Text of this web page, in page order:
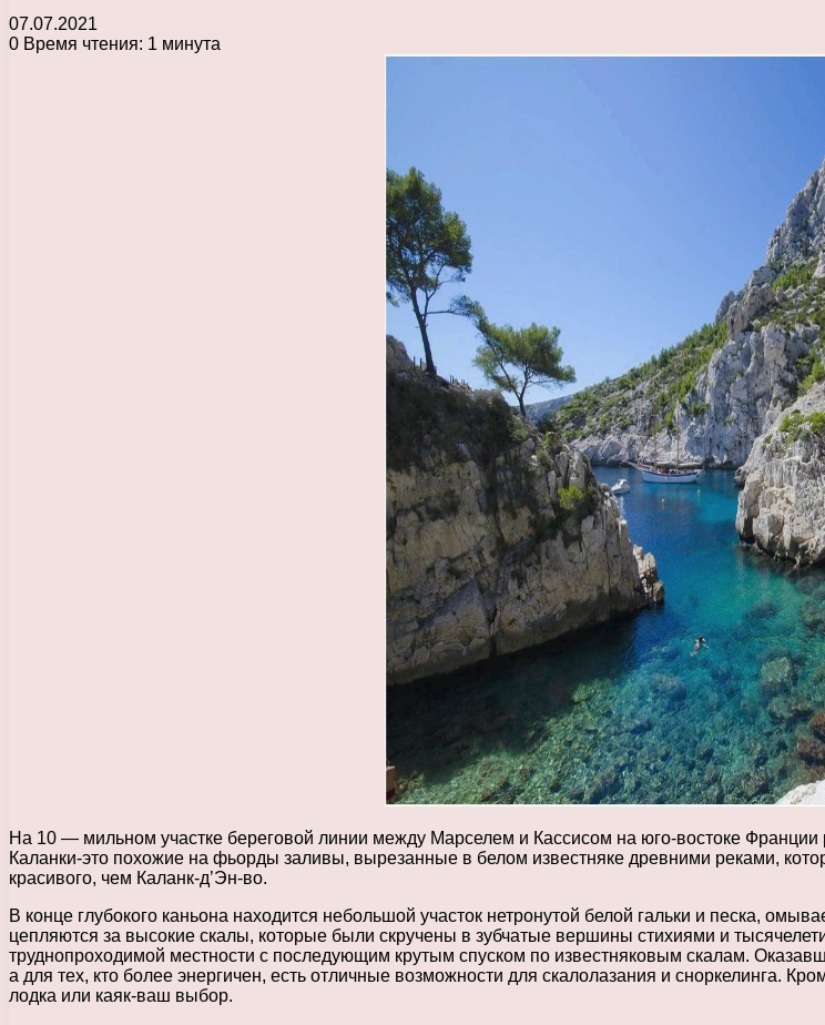
07.07.2021
0 Время чтения: 1 минута
На 10 — мильном участке береговой линии между Марселем и Кассисом на юго-востоке
Каланки-это похожие на фьорды заливы, вырезанные в белом известняке древними реками,
красивого, чем Каланк-д’Эн-во.
В конце глубокого каньона находится небольшой участок нетронутой белой гальки и песка,
цепляются за высокие скалы, которые были скручены в зубчатые вершины стихиями и
труднопроходимой местности с последующим крутым спуском по известняковым скалам.
а для тех, кто более энергичен, есть отличные возможности для скалолазания и сноркелинга.
лодка или каяк-ваш выбор.